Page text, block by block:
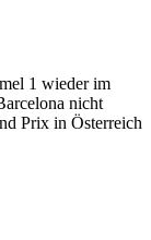
1 wieder im
nicht
Prix in Österreich